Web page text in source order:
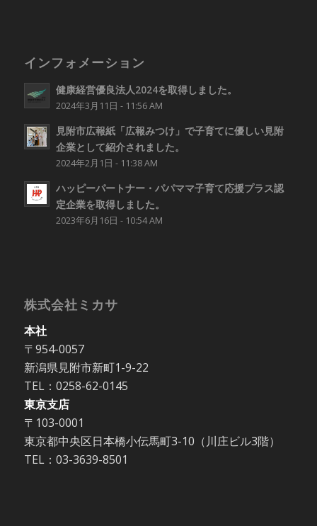
インフォメーション
健康経営優良法人2024を取得しました。
2024年3月11日 - 11:56 AM
見附市広報紙「広報みつけ」で子育てに優しい見附
企業として紹介されました。
2024年2月1日 - 11:38 AM
ハッピーパートナー・パパママ子育て応援プラス認
定企業を取得しました。
2023年6月16日 - 10:54 AM
株式会社ミカサ
本社
〒954-0057
新潟県見附市新町1-9-22
TEL：0258-62-0145
東京支店
〒103-0001
東京都中央区日本橋小伝馬町3-10（川庄ビル3階）
TEL：03-3639-8501